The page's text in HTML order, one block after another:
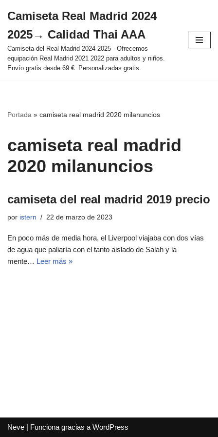
al
contenido
Camiseta Real Madrid 2024
2025→ Calidad Thai AAA
Camiseta del Real Madrid 2024 2025 - Ofrecemos
equipación Real Madrid 2021 2022 para adultos y niños.
Envío gratis desde 69 €. Personalizadas gratis.
Portada » camiseta real madrid 2020 milanuncios
camiseta real madrid
2020 milanuncios
camiseta del real madrid 2019 precio
por istern 22 de marzo de 2023
En poco más de media hora, el Liverpool viajaba con dos vías
de agua que paliaría con el tanto aislado de Salah y la
mente… Leer más »
Neve | Funciona gracias a WordPress